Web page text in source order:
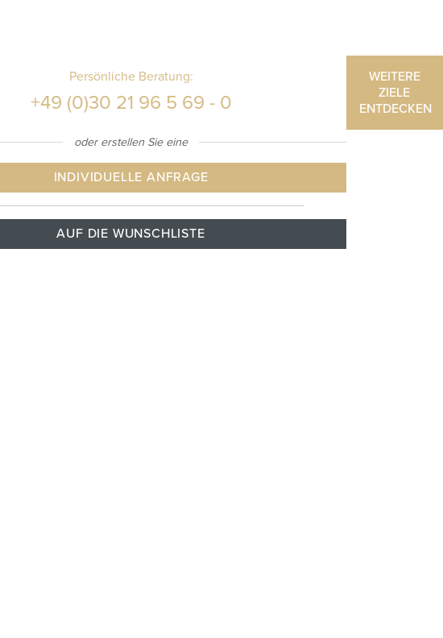
WEITERE
ZIELE
ENTDECKEN
Persönliche Beratung:
+49 (0)30 21 96 5 69 - 0
oder erstellen Sie eine
INDIVIDUELLE ANFRAGE
AUF DIE WUNSCHLISTE